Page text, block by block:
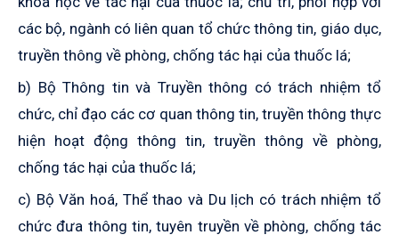
các bộ, ngành có liên quan tổ chức thông tin, giáo dục,
truyền thông về phòng, chống tác hại của thuốc lá;
b) Bộ Thông tin và Truyền thông có trách nhiệm tổ
chức, chỉ đạo các cơ quan thông tin, truyền thông thực
hiện hoạt động thông tin, truyền thông về phòng,
chống tác hại của thuốc lá;
c) Bộ Văn hoá, Thể thao và Du lịch có trách nhiệm tổ
chức đưa thông tin, tuyên truyền về phòng, chống tác